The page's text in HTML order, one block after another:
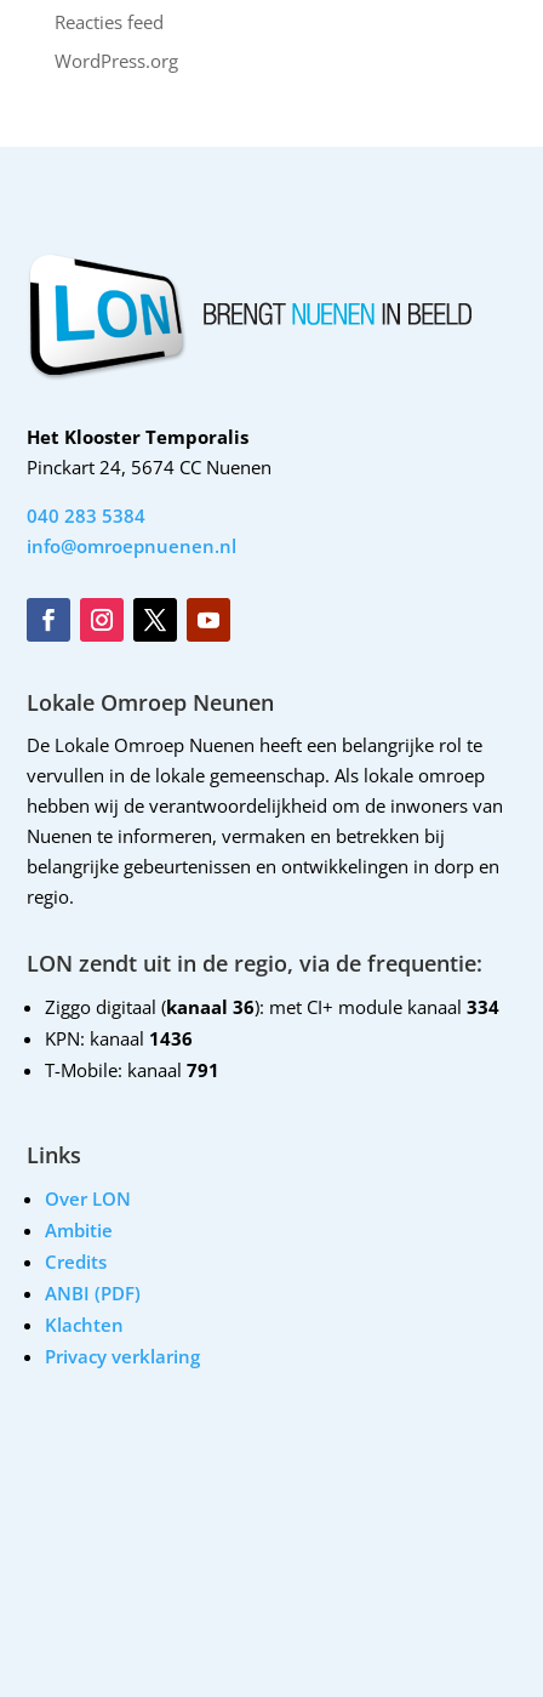
Reacties feed
WordPress.org
Het Klooster Temporalis
Pinckart 24, 5674 CC Nuenen
040 283 5384
info@omroepnuenen.nl
Lokale Omroep Neunen
De Lokale Omroep Nuenen heeft een belangrijke rol te
vervullen in de lokale gemeenschap. Als lokale omroep
hebben wij de verantwoordelijkheid om de inwoners van
Nuenen te informeren, vermaken en betrekken bij
belangrijke gebeurtenissen en ontwikkelingen in dorp en
regio.
LON zendt uit in de regio, via de frequentie:
Ziggo digitaal (kanaal 36): met CI+ module kanaal 334
KPN: kanaal 1436
T-Mobile: kanaal791
Links
Over LON
Ambitie
Credits
ANBI (PDF)
Klachten
Privacy verklaring